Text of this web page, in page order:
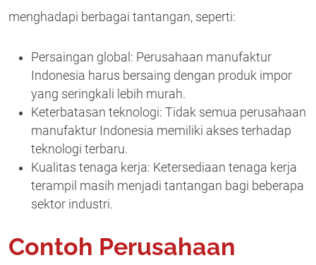
menghadapi berbagai tantangan, seperti:
Persaingan global: Perusahaan manufaktur
Indonesia harus bersaing dengan produk impor
yang seringkali lebih murah.
Keterbatasan teknologi: Tidak semua perusahaan
manufaktur Indonesia memiliki akses terhadap
teknologi terbaru.
Kualitas tenaga kerja: Ketersediaan tenaga kerja
terampil masih menjadi tantangan bagi beberapa
sektor industri.
Contoh Perusahaan